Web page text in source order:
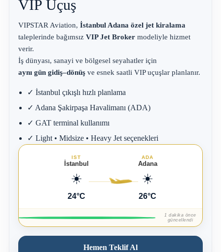
VIP Uçuş
VIPSTAR Aviation, İstanbul Adana özel jet kiralama
taleplerinde bağımsız VIP Jet Brokermodeliyle hizmet
verir.
İş dünyası, sanayi ve bölgesel seyahatler için
aynı gün gidiş–dönüşve esnek saatli VIP uçuşlar planlanır.
✓ İstanbul çıkışlı hızlı planlama
✓ Adana Şakirpaşa Havalimanı (ADA)
✓ GAT terminal kullanımı
✓ Light • Midsize • Heavy Jet seçenekleri
IST
İstanbul
☀️
24°C
ADA
Adana
☀️
26°C
1 dakika önce
güncellendi
Hemen Teklif Al